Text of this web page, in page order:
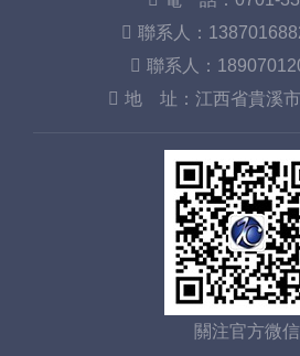
聯系人：
聯系人：
地 址：江西省貴溪市
關注官方微信